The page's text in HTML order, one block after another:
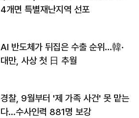
4개면 특별재난지역 선포
AI 반도체가 뒤집은 수출 순위…韓·
대만, 사상 첫 日 추월
경찰, 9월부터 '제 가족 사건' 못 맡는
다…수사인력 881명 보강